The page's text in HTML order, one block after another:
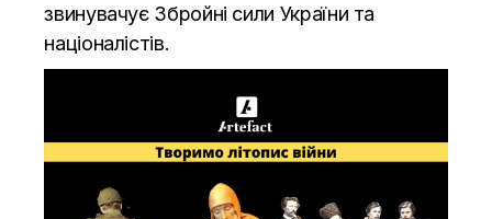
звинувачує Збройні сили України та
націоналістів.